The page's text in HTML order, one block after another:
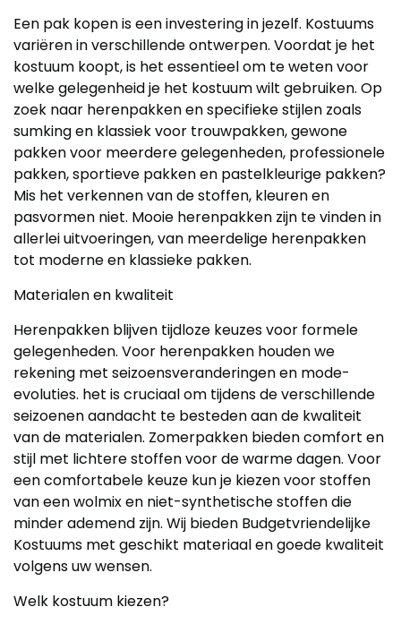
Een pak kopen is een investering in jezelf. Kostuums
variëren in verschillende ontwerpen. Voordat je het
kostuum koopt, is het essentieel om te weten voor
welke gelegenheid je het kostuum wilt gebruiken. Op
zoek naar herenpakken en specifieke stijlen zoals
sumking en klassiek voor trouwpakken, gewone
pakken voor meerdere gelegenheden, professionele
pakken, sportieve pakken en pastelkleurige pakken?
Mis het verkennen van de stoffen, kleuren en
pasvormen niet. Mooie herenpakken zijn te vinden in
allerlei uitvoeringen, van meerdelige herenpakken
tot moderne en klassieke pakken.
Materialen en kwaliteit
Herenpakken blijven tijdloze keuzes voor formele
gelegenheden. Voor herenpakken houden we
rekening met seizoensveranderingen en mode-
evoluties. het is cruciaal om tijdens de verschillende
seizoenen aandacht te besteden aan de kwaliteit
van de materialen. Zomerpakken bieden comfort en
stijl met lichtere stoffen voor de warme dagen. Voor
een comfortabele keuze kun je kiezen voor stoffen
van een wolmix en niet-synthetische stoffen die
minder ademend zijn. Wij bieden Budgetvriendelijke
Kostuums met geschikt materiaal en goede kwaliteit
volgens uw wensen.
Welk kostuum kiezen?